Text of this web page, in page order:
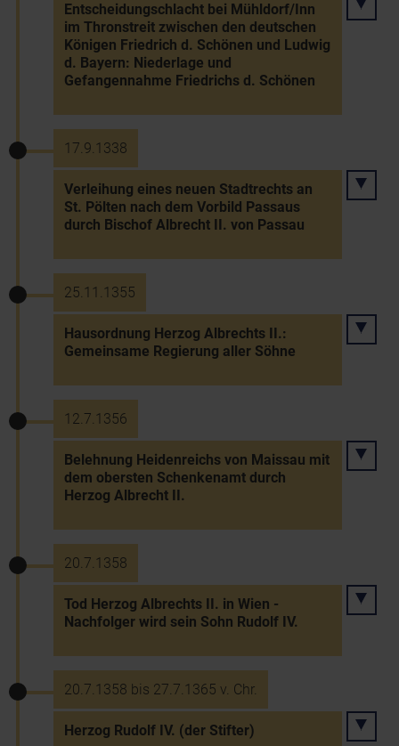
Entscheidungschlacht bei Mühldorf/Inn
im Thronstreit zwischen den deutschen
Königen Friedrich d. Schönen und Ludwig
d. Bayern: Niederlage und
Gefangennahme Friedrichs d. Schönen
17.9.1338
Verleihung eines neuen Stadtrechts an
St. Pölten nach dem Vorbild Passaus
durch Bischof Albrecht II. von Passau
25.11.1355
Hausordnung Herzog Albrechts II.:
Gemeinsame Regierung aller Söhne
12.7.1356
Belehnung Heidenreichs von Maissau mit
dem obersten Schenkenamt durch
Herzog Albrecht II.
20.7.1358
Tod Herzog Albrechts II. in Wien -
Nachfolger wird sein Sohn Rudolf IV.
20.7.1358 bis 27.7.1365 v. Chr.
Herzog Rudolf IV. (der Stifter)